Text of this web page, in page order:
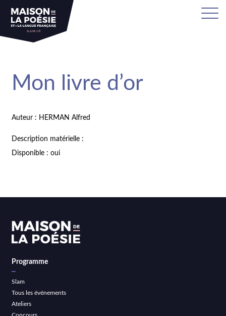
Mon livre d’or
Auteur : HERMAN Alfred
Description matérielle :
Disponible : oui
Programme
Slam
Tous les événements
Ateliers